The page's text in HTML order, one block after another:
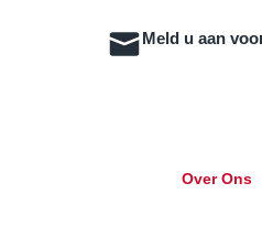
Meld u aan
Over Ons